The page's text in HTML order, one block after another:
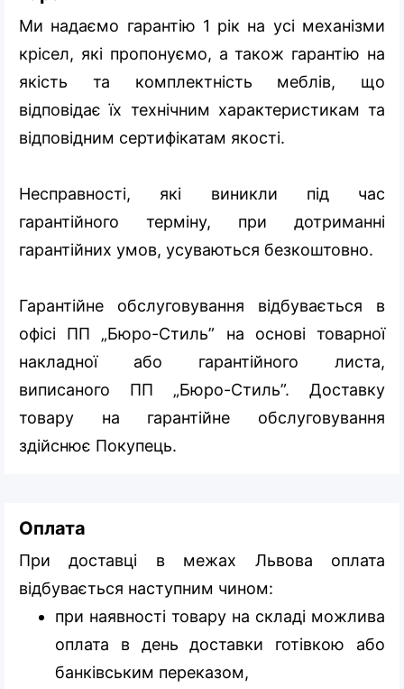
Ми надаємо гарантію 1 рік на усі механізми
крісел, які пропонуємо, а також гарантію на
якість та комплектність меблів, що
відповідає їх технічним характеристикам та
відповідним сертифікатам якості.
Несправності, які виникли під час
гарантійного терміну, при дотриманні
гарантійних умов, усуваються безкоштовно.
Гарантійне обслуговування відбувається в
офісі ПП „Бюро-Стиль” на основі товарної
накладної або гарантійного листа,
виписаного ПП „Бюро-Стиль”. Доставку
товару на гарантійне обслуговування
здійснює Покупець.
Оплата
При доставці в межах Львова оплата
відбувається наступним чином:
при наявності товару на складі можлива
оплата в день доставки готівкою або
банківським переказом,